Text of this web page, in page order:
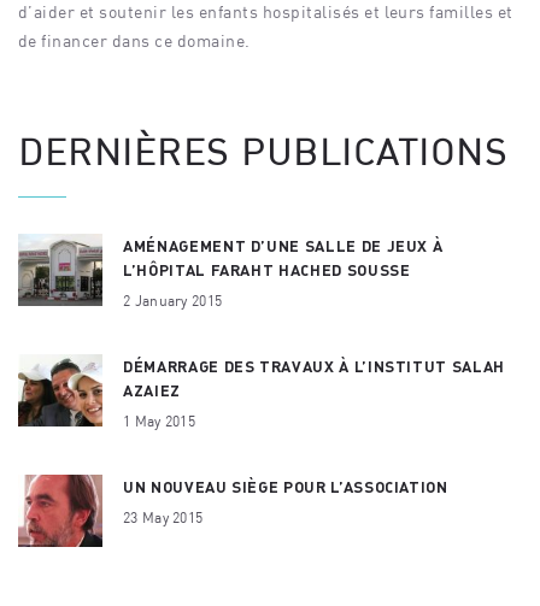
d’aider et soutenir les enfants hospitalisés et leurs familles et
de financer dans ce domaine.
DERNIÈRES PUBLICATIONS
AMÉNAGEMENT D’UNE SALLE DE JEUX À
L’HÔPITAL FARAHT HACHED SOUSSE
2 January 2015
DÉMARRAGE DES TRAVAUX À L’INSTITUT SALAH
AZAIEZ
1 May 2015
UN NOUVEAU SIÈGE POUR L’ASSOCIATION
23 May 2015